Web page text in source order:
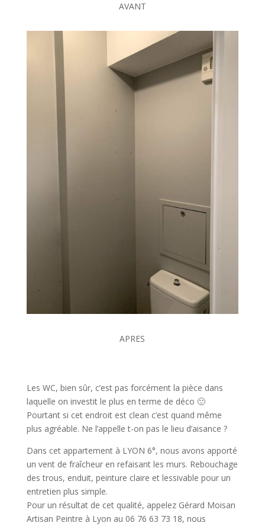
AVANT
APRES
Les WC, bien sûr, c’est pas forcément la pièce dans
laquelle on investit le plus en terme de déco 🙂
Pourtant si cet endroit est clean c’est quand même
plus agréable. Ne l’appelle t-on pas le lieu d’aisance ?
Dans cet appartement à LYON 6°, nous avons apporté
un vent de fraîcheur en refaisant les murs. Rebouchage
des trous, enduit, peinture claire et lessivable pour un
entretien plus simple.
Pour un résultat de cet qualité, appelez Gérard Moisan
Artisan Peintre à Lyon au 06 76 63 73 18, nous